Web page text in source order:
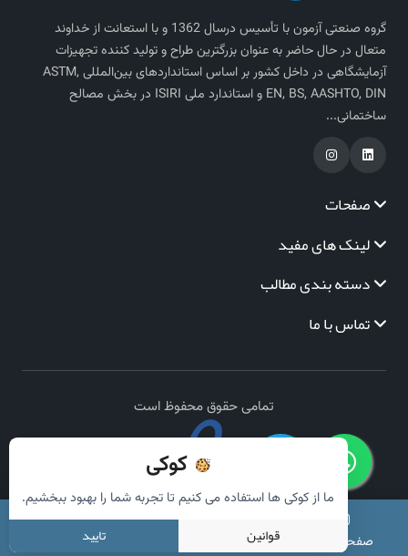
صفحه اصلی دسته بندی سبد خرید
گروه صنعتی آزمون با تأسیس درسال 1362 و با استعانت از خداوند
متعال در حال حاضر به عنوان بزرگترین طراح و تولید کننده تجهیزات
آزمایشگاهی در داخل کشور بر اساس استاندارد‌های بین‌المللی ASTM,
EN, BS, AASHTO, DIN و استاندارد ملی ISIRI در بخش مصالح
ساختمانی...
صفحات
لینک های مفید
دسته بندی مطالب
تماس با ما
تمامی حقوق محفوظ است
کوکی
ما از کوکی ها استفاده می کنیم تا تجربه شما را بهبود ببخشیم.
قوانین تایید